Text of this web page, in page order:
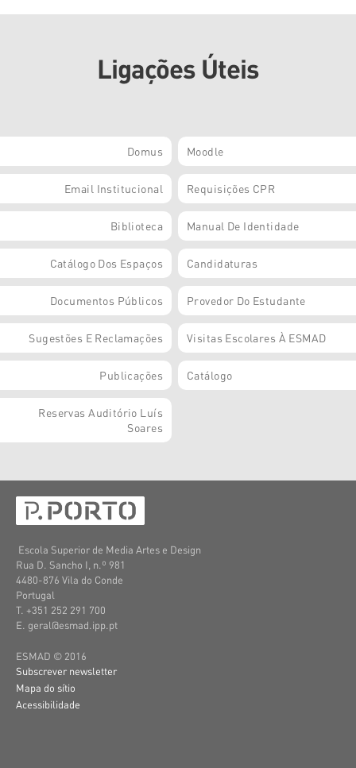
Ligações Úteis
Domus Moodle
Email Institucional Requisições CPR
Biblioteca Manual De Identidade
Catálogo Dos Espaços Candidaturas
Documentos Públicos Provedor Do Estudante
Sugestões E Reclamações Visitas Escolares À ESMAD
Publicações Catálogo
Reservas Auditório Luís
Soares
Escola Superior de Media Artes e Design
Rua D. Sancho I, n.º 981
4480-876 Vila do Conde
Portugal
T. +351 252 291 700
E. geral@esmad.ipp.pt
ESMAD © 2016
Subscrever newsletter
Mapa do sítio
Acessibilidade